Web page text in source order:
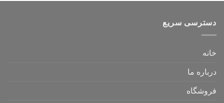
دسترسی سریع
خانه
درباره ما
فروشگاه